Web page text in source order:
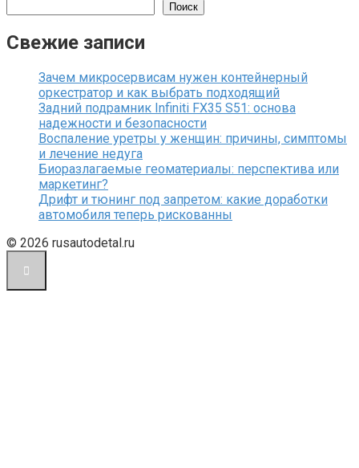
Поиск
Свежие записи
Зачем микросервисам нужен контейнерный
оркестратор и как выбрать подходящий
Задний подрамник Infiniti FX35 S51: основа
надежности и безопасности
Воспаление уретры у женщин: причины, симптомы
и лечение недуга
Биоразлагаемые геоматериалы: перспектива или
маркетинг?
Дрифт и тюнинг под запретом: какие доработки
автомобиля теперь рискованны
© 2026 rusautodetal.ru